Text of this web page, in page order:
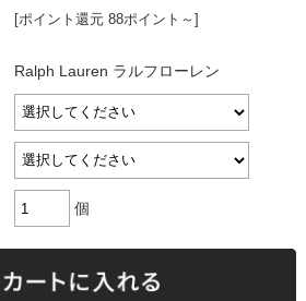
[ポイント還元 88ポイント～]
Ralph Lauren ラルフローレン
個